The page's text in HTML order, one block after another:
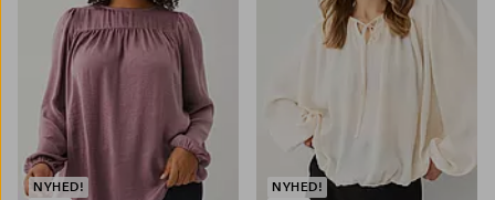
NYHED!
NYHED!